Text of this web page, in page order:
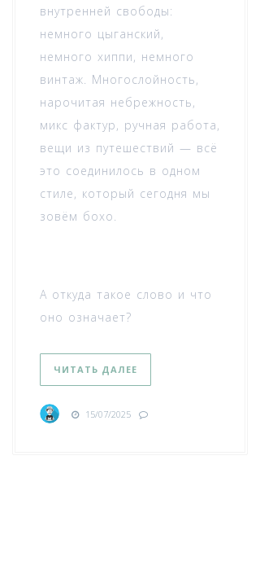
внутренней свободы:
немного цыганский,
немного хиппи, немного
винтаж. Многослойность,
нарочитая небрежность,
микс фактур, ручная работа,
вещи из путешествий — всё
это соединилось в одном
стиле, который сегодня мы
зовём бохо.
А откуда такое слово и что
оно означает?
ЧИТАТЬ ДАЛЕЕ
15/07/2025